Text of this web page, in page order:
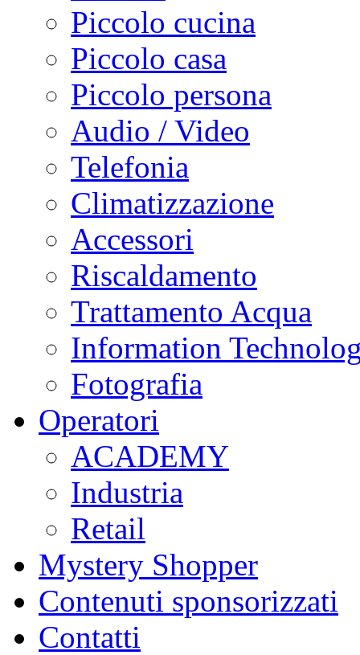
Piccolo cucina
Piccolo casa
Piccolo persona
Audio / Video
Telefonia
Climatizzazione
Accessori
Riscaldamento
Trattamento Acqua
Information
Fotografia
Operatori
ACADEMY
Industria
Retail
Mystery Shopper
Contenuti sponsorizzati
Contatti